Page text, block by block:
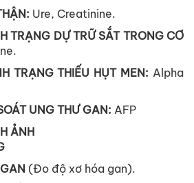
Ure, Creatinine.
TRẠNG DỰ TRỮ SẮT TRONG CƠ
TRẠNG THIẾU HỤT MEN: Alpha
UNG THƯ GAN: AFP
ẢNH
(Đo độ xơ hóa gan).